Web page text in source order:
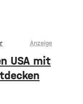
Anzeige
USA mit